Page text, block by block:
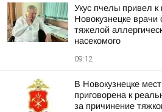
Укус пчелы привел к
Новокузнецке врачи
тяжелой
насекомого
09:12
В Новокузнецке
приговорена к
за причинение